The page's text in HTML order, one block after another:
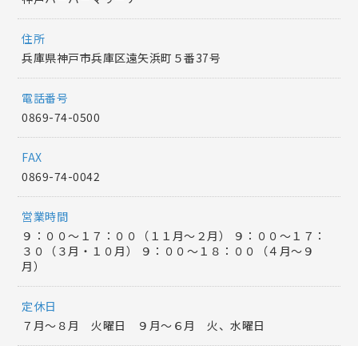
住所
兵庫県神戸市兵庫区遠矢浜町５番37号
電話番号
0869-74-0500
FAX
0869-74-0042
営業時間
９：００～１７：００（１１月～２月） ９：００～１７：
３０（３月・１０月） ９：００～１８：００（４月～９
月）
定休日
７月～８月 火曜日 ９月〜６月 火、水曜日